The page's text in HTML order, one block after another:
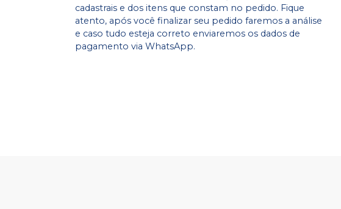
cadastrais e dos itens que constam no pedido. Fique
atento, após você finalizar seu pedido faremos a análise
e caso tudo esteja correto enviaremos os dados de
pagamento via WhatsApp.